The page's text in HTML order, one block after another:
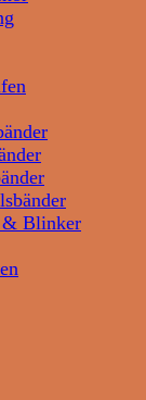
& Blinker